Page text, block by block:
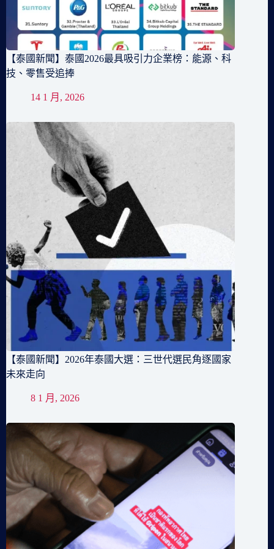
【泰國新聞】泰國2026最具吸引力企業榜：能源、科
技、零售受追捧
14 1 月, 2026
【泰國新聞】2026年泰國大選：三世代選民角逐國家
未來走向
8 1 月, 2026